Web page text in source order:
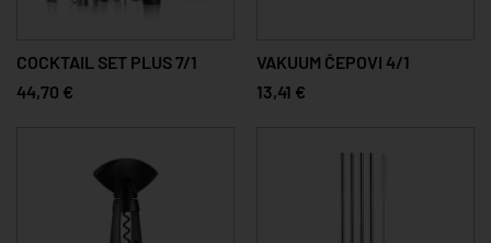
COCKTAIL SET PLUS 7/1
44,70 €
VAKUUM ČEPOVI 4/1
13,41 €